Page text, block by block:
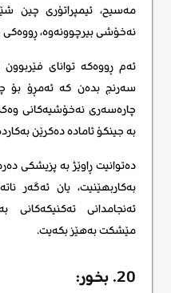
مەسیح، ئیمپراتۆری چین
نەخۆشی بیرچوونەوە، ڕووەکی
ئەم ڕووەکە توانای
سەرنج بدەن کە ئەمڕۆ بۆ
چارەسەری نەخۆشیەکانی وەک
بە جینکۆ ئامادە دەکرێن
دەتوانیت ڕاوێژ بە پزیشکی
بەکاربهێنیت، یان ئەگەر
ئەنجامدانی تەکنیکەکانی
مێشکت بەهێز بکەیت.
20. بخور: